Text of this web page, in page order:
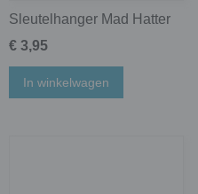
Sleutelhanger Mad Hatter
€ 3,95
In winkelwagen